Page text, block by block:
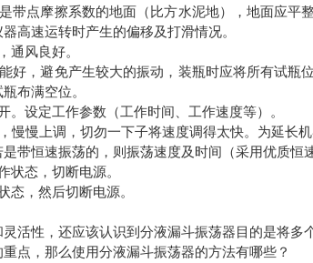
带点摩擦系数的地面（比方水泥地），地面应平
高速运转时产生的偏移及打滑情况。
通风良好。
好，避免产生较大的振动，装瓶时应将所有试瓶
布满空位。
设定工作参数（工作时间、工作速度等）。
慢慢上调，切勿一下子将速度调得太快。为延长
带恒速振荡的，则振荡速度及时间（采用优质恒
状态，切断电源。
态，然后切断电源。
活性，还应该认识到分液漏斗振荡器目的是将
点，那么使用分液漏斗振荡器的方法有哪些？